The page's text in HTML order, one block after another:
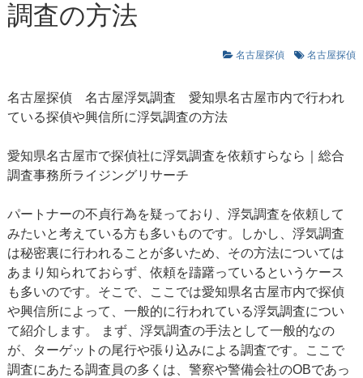
調査の方法
名古屋探偵 名古屋探偵
名古屋探偵 名古屋浮気調査 愛知県名古屋市内で行われ
ている探偵や興信所に浮気調査の方法
愛知県名古屋市で探偵社に浮気調査を依頼すらなら｜総合
調査事務所ライジングリサーチ
パートナーの不貞行為を疑っており、浮気調査を依頼して
みたいと考えている方も多いものです。しかし、浮気調査
は秘密裏に行われることが多いため、その方法については
あまり知られておらず、依頼を躊躇っているというケース
も多いのです。そこで、ここでは愛知県名古屋市内で探偵
や興信所によって、一般的に行われている浮気調査につい
て紹介します。 まず、浮気調査の手法として一般的なの
が、ターゲットの尾行や張り込みによる調査です。ここで
調査にあたる調査員の多くは、警察や警備会社のOBであっ